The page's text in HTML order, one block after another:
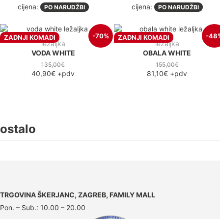
cijena:
PO NARUDŽBI
cijena:
PO NARUDŽBI
ZADNJI KOMADI -70%
ležaljka
VODA WHITE
135,00€
40,90€ +pdv
ZADNJI KOMADI -
ležaljka
OBALA WHITE
155,00€
81,10€ +pdv
ostalo
TRGOVINA ŠKERJANC, ZAGREB, FAMILY MALL
Pon. – Sub.: 10.00 – 20.00